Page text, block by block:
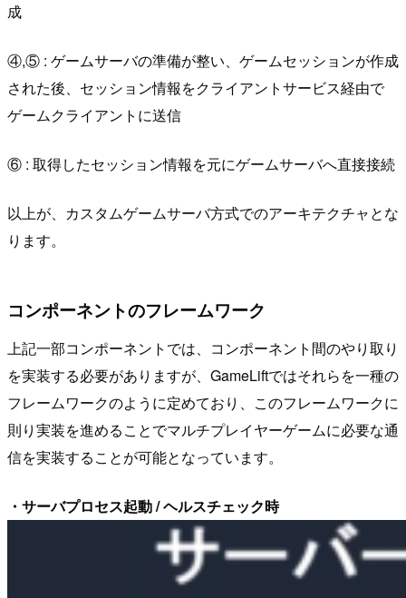
成
④,⑤ : ゲームサーバの準備が整い、ゲームセッションが作成
された後、セッション情報をクライアントサービス経由で
ゲームクライアントに送信
⑥ : 取得したセッション情報を元にゲームサーバへ直接接続
以上が、カスタムゲームサーバ方式でのアーキテクチャとな
ります。
コンポーネントのフレームワーク
上記一部コンポーネントでは、コンポーネント間のやり取り
を実装する必要がありますが、GameLiftではそれらを一種の
フレームワークのように定めており、このフレームワークに
則り実装を進めることでマルチプレイヤーゲームに必要な通
信を実装することが可能となっています。
・サーバプロセス起動 / ヘルスチェック時